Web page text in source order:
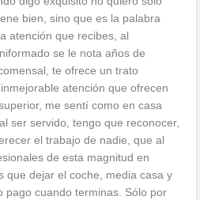
bien, sino que es la palabra
atención que recibes, al
se le nota años de
te ofrece un trato
atención que ofrecen
me sentí como en casa
ser servido, tengo que reconocer,
el trabajo de nadie, que al
de esta magnitud en
que dejar el coche, media casa y
pago cuando terminas. Sólo por